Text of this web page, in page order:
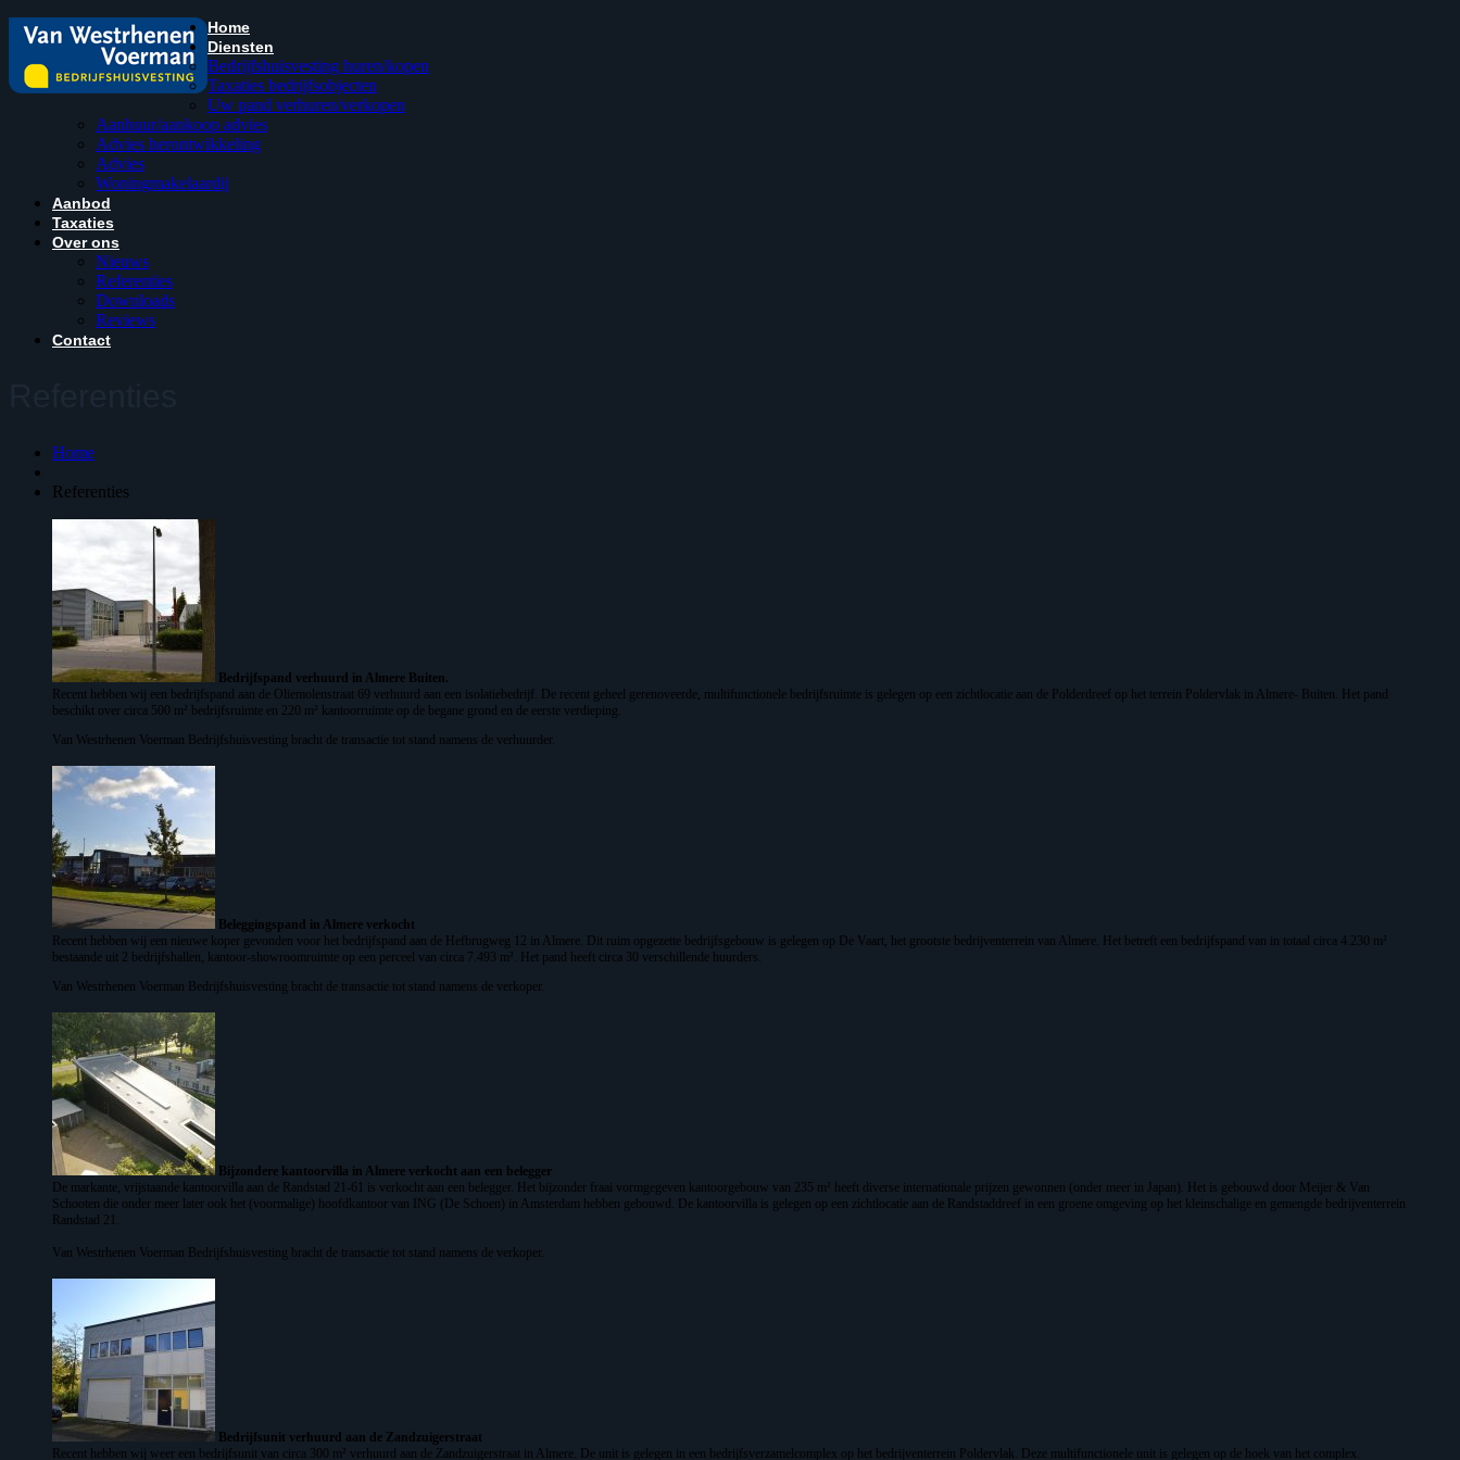
Home
Diensten
Bedrijfshuisvesting huren/kopen
Taxaties bedrijfsobjecten
Uw pand verhuren/verkopen
Aanhuur/aankoop advies
Advies herontwikkeling
Advies
Woningmakelaardij
Aanbod
Taxaties
Over ons
Nieuws
Referenties
Downloads
Reviews
Contact
Home
Referenties
Bedrijfspand verhuurd in Almere Buiten.
Recent hebben wij een bedrijfspand aan de Oliemolenstraat 69 verhuurd aan een isolatiebedrijf. De recent geheel gerenoveerde, multifunctionele bedrijfsruimte is gelegen op een zichtlocatie aan de Polderdreef op het terrein Poldervlak in Almere- Buiten. Het pand
beschikt over circa 500 m² bedrijfsruimte en 220 m² kantoorruimte op de begane grond en de eerste verdieping.
Van Westrhenen Voerman Bedrijfshuisvesting bracht de transactie tot stand namens de verhuurder.
Beleggingspand in Almere verkocht
Recent hebben wij een nieuwe koper gevonden voor het bedrijfspand aan de Hefbrugweg 12 in Almere. Dit ruim opgezette bedrijfsgebouw is gelegen op De Vaart, het grootste bedrijventerrein van Almere. Het betreft een bedrijfspand van in totaal circa 4.230 m²
bestaande uit 2 bedrijfshallen, kantoor-showroomruimte op een perceel van circa 7.493 m². Het pand heeft circa 30 verschillende huurders.
Van Westrhenen Voerman Bedrijfshuisvesting bracht de transactie tot stand namens de verkoper.
Bijzondere kantoorvilla in Almere verkocht aan een belegger
De markante, vrijstaande kantoorvilla aan de Randstad 21-61 is verkocht aan een belegger. Het bijzonder fraai vormgegeven kantoorgebouw van 235 m² heeft diverse internationale prijzen gewonnen (onder meer in Japan). Het is gebouwd door Meijer & Van
Schooten die onder meer later ook het (voormalige) hoofdkantoor van ING (De Schoen) in Amsterdam hebben gebouwd. De kantoorvilla is gelegen op een zichtlocatie aan de Randstaddreef in een groene omgeving op het kleinschalige en gemengde bedrijventerrein
Randstad 21.
Van Westrhenen Voerman Bedrijfshuisvesting bracht de transactie tot stand namens de verkoper.
Bedrijfsunit verhuurd aan de Zandzuigerstraat
Recent hebben wij weer een bedrijfsunit van circa 300 m² verhuurd aan de Zandzuigerstraat in Almere. De unit is gelegen in een bedrijfsverzamelcomplex op het bedrijventerrein Poldervlak. Deze multifunctionele unit is gelegen op de hoek van het complex.